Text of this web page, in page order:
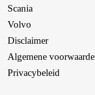
Scania
Volvo
Disclaimer
Algemene
Privacybeleid